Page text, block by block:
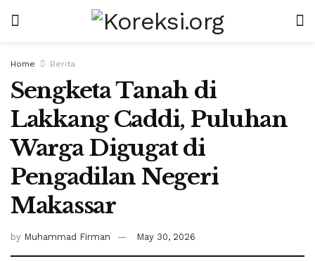
Home Berita
Sengketa Tanah di
Lakkang Caddi, Puluhan
Warga Digugat di
Pengadilan Negeri
Makassar
by Muhammad Firman May 30, 2026